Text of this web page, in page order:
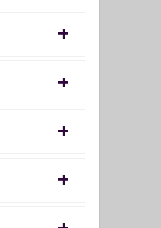
+
+
+
+